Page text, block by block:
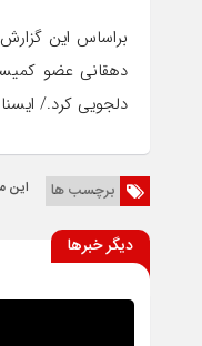
براساس این
دهقانی عضو
دلجویی کرد./ ایسنا
برچسب ها این
دیگر خبرها